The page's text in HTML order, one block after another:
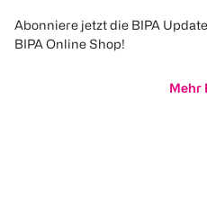
Abonniere jetzt die BIPA
BIPA Online Shop!
Mehr